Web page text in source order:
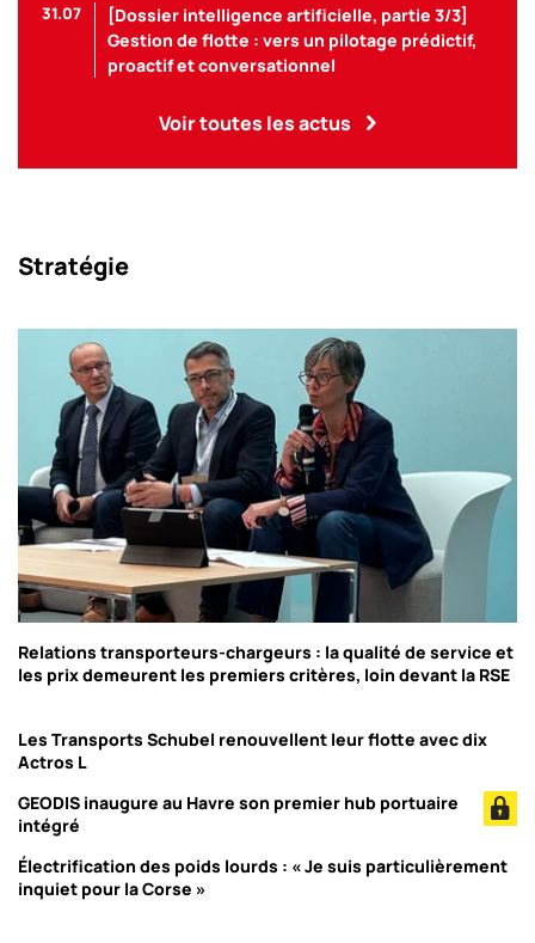
31.07
[Dossier intelligence artificielle, partie 3/3]
Gestion de flotte : vers un pilotage prédictif,
proactif et conversationnel
Voir toutes les actus
Stratégie
Relations transporteurs-chargeurs : la qualité de service et
les prix demeurent les premiers critères, loin devant la RSE
Les Transports Schubel renouvellent leur flotte avec dix
Actros L
GEODIS inaugure au Havre son premier hub portuaire
intégré
Électrification des poids lourds : « Je suis particulièrement
inquiet pour la Corse »